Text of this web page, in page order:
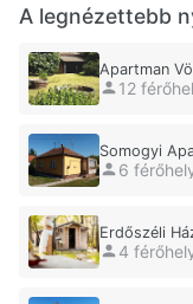
A legnézettebb
Apartman
12
Somogyi
6
Erdőszéli
4